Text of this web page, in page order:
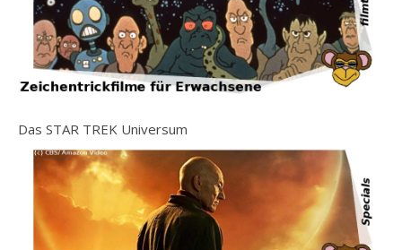
Das STAR TREK Universum